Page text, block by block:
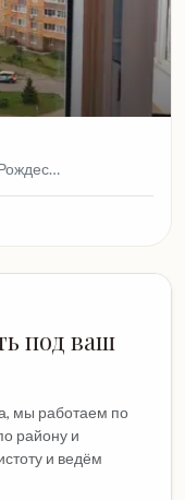
под ваш
мы работаем по
району и
и ведём